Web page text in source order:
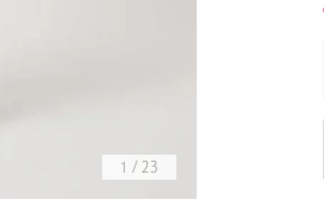
1 / 23